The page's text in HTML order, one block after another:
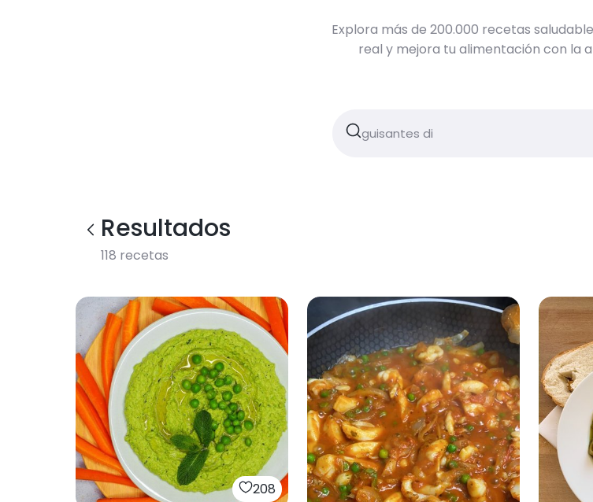
Explora más de 200.000 recetas
real y mejora tu alimentación con la
Resultados
118 recetas
208